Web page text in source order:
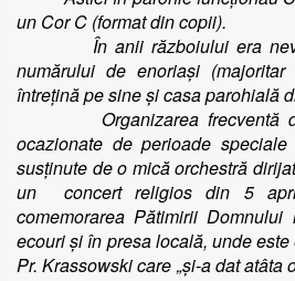
un Cor C (format din copii).
În anii războiului era
numărului de enoriași
întrețină pe sine și casa parohială
Organizarea frecventă
ocazionate de perioade
susţinute de o mică orchestră
un
concert religios din 5
comemorarea Pătimirii
ecouri și în presa locală, unde
Pr. Krassowski care „și-a dat atâta